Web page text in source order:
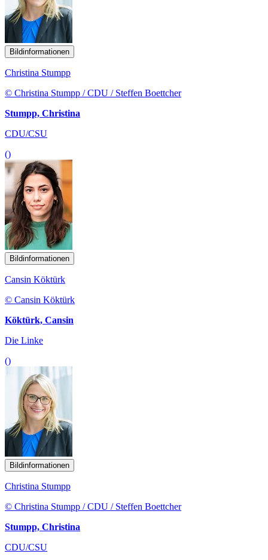
Bildinformationen
Christina Stumpp
© Christina Stumpp / CDU / Steffen Boettcher
Stumpp, Christina
CDU/CSU
()
Bildinformationen
Cansin Köktürk
© Cansin Köktürk
Köktürk, Cansin
Die Linke
()
Bildinformationen
Christina Stumpp
© Christina Stumpp / CDU / Steffen Boettcher
Stumpp, Christina
CDU/CSU